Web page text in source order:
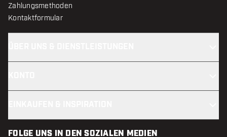
Zahlungsmethoden
Kontaktformular
FOLGE UNS IN DEN SOZIALEN MEDIEN